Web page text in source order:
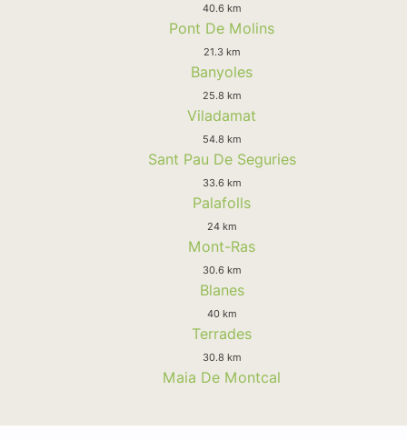
40.6 km
Pont De Molins
21.3 km
Banyoles
25.8 km
Viladamat
54.8 km
Sant Pau De Seguries
33.6 km
Palafolls
24 km
Mont-Ras
30.6 km
Blanes
40 km
Terrades
30.8 km
Maia De Montcal